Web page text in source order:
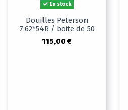
En stock
Douilles Peterson
7.62*54R / boite de 50
115,00 €